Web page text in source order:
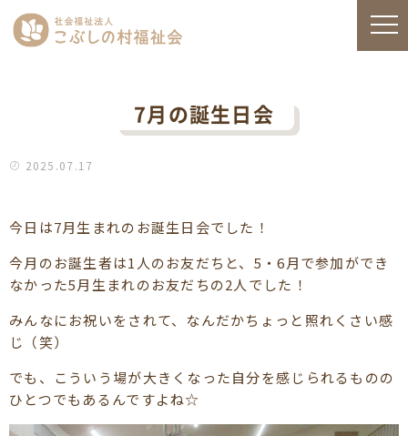
7月の誕生日会
2025.07.17
今日は7月生まれのお誕生日会でした！
今月のお誕生者は1人のお友だちと、5・6月で参加ができ
なかった5月生まれのお友だちの2人でした！
みんなにお祝いをされて、なんだかちょっと照れくさい感
じ（笑）
でも、こういう場が大きくなった自分を感じられるものの
ひとつでもあるんですよね☆